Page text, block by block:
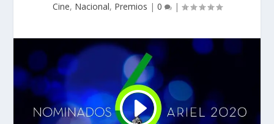
Cine, Nacional, Premios | 0 |